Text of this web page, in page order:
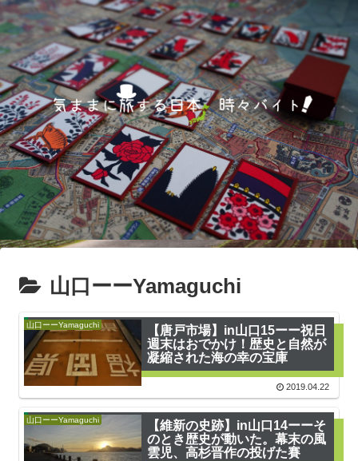
山口ーーYamaguchi
山口ーーYamaguchi
【唐戸市場】in山口15ーー祝日
週末はおでかけ！歴史と自然が
凝縮された海の幸の宝庫
2019.04.22
山口ーーYamaguchi
【維新の史跡】in山口14ーーそ
のとき歴史が動いた。幕末の風
雲児、高杉晋作の投げた賽